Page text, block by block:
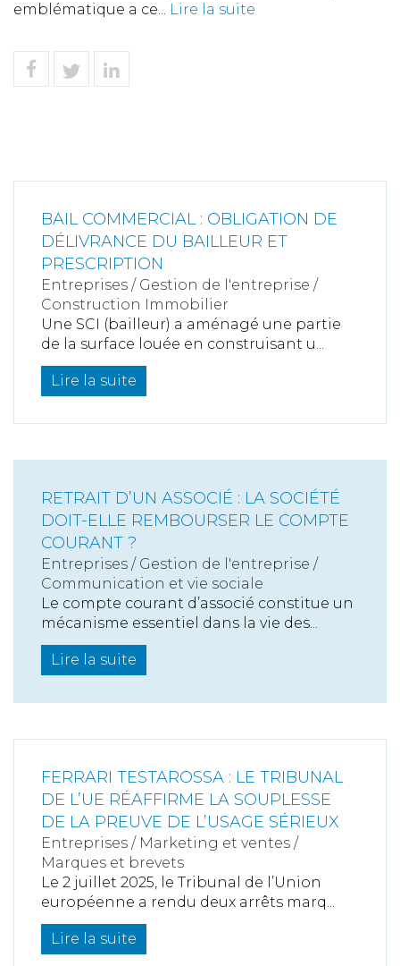
emblématique a ce... Lire la suite
BAIL COMMERCIAL : OBLIGATION DE
DÉLIVRANCE DU BAILLEUR ET
PRESCRIPTION
Entreprises / Gestion de l'entreprise /
Construction Immobilier
Une SCI (bailleur) a aménagé une partie
de la surface louée en construisant u...
Lire la suite
RETRAIT D’UN ASSOCIÉ : LA SOCIÉTÉ
DOIT-ELLE REMBOURSER LE COMPTE
COURANT ?
Entreprises / Gestion de l'entreprise /
Communication et vie sociale
Le compte courant d’associé constitue un
mécanisme essentiel dans la vie des...
Lire la suite
FERRARI TESTAROSSA : LE TRIBUNAL
DE L’UE RÉAFFIRME LA SOUPLESSE
DE LA PREUVE DE L’USAGE SÉRIEUX
Entreprises / Marketing et ventes /
Marques et brevets
Le 2 juillet 2025, le Tribunal de l’Union
européenne a rendu deux arrêts marq...
Lire la suite